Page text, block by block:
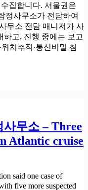
집합니다. 서울권은
정사무소가 전담하여
무소 전담 매니저가 사
하고, 진행 중에는 보고
치추적·통신비밀 침
무소 – Three
Atlantic cruise
said one case of
five more suspected